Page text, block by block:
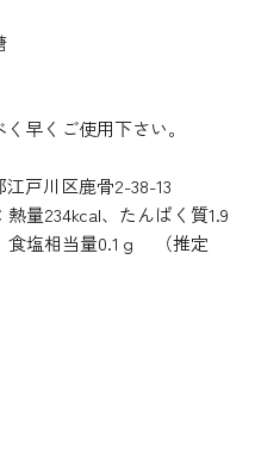
早くご使用下さい。
戸川区鹿骨2-38-13
量234kcal、たんぱく質1.9
食塩相当量0.1ｇ （推定